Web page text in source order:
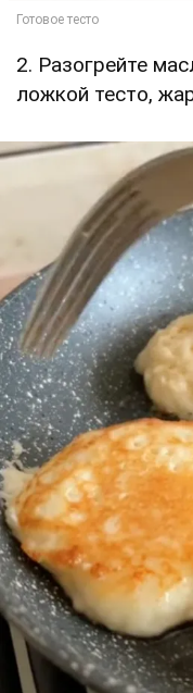
2. Разогрейте
ложкой тесто,